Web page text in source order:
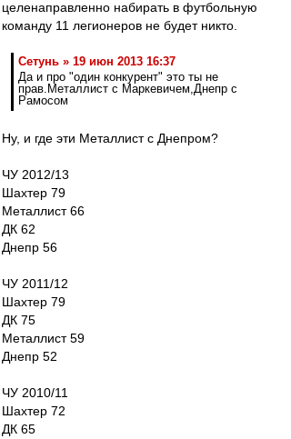
целенаправленно набирать в футбольную
команду 11 легионеров не будет никто.
Сетунь » 19 июн 2013 16:37
Да и про "один конкурент" это ты не
прав.Металлист с Маркевичем,Днепр с
Рамосом
Ну, и где эти Металлист с Днепром?
ЧУ 2012/13
Шахтер 79
Металлист 66
ДК 62
Днепр 56
ЧУ 2011/12
Шахтер 79
ДК 75
Металлист 59
Днепр 52
ЧУ 2010/11
Шахтер 72
ДК 65